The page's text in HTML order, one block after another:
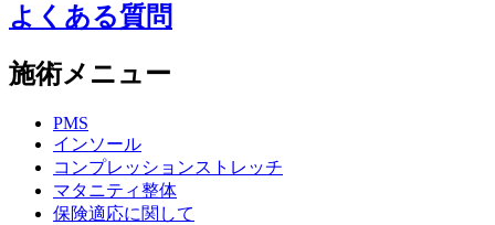
よくある質問
施術メニュー
PMS
インソール
コンプレッションストレッチ
マタニティ整体
保険適応に関して